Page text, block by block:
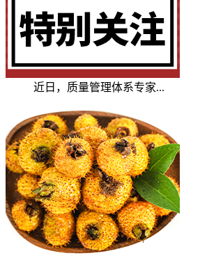
近日，质量管理体系专家...